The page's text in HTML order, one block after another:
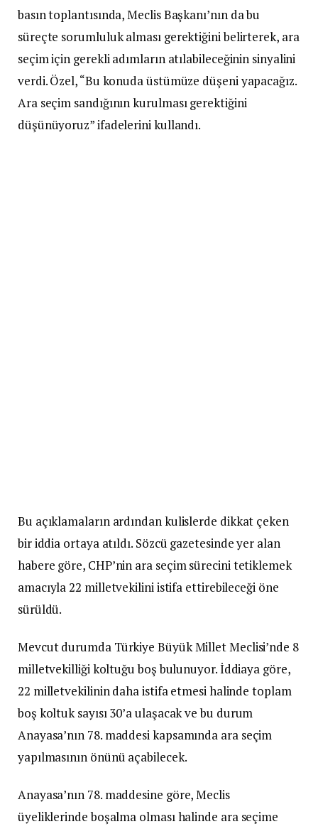
basın toplantısında, Meclis Başkanı’nın da bu
süreçte sorumluluk alması gerektiğini belirterek, ara
seçim için gerekli adımların atılabileceğinin sinyalini
verdi. Özel, “Bu konuda üstümüze düşeni yapacağız.
Ara seçim sandığının kurulması gerektiğini
düşünüyoruz” ifadelerini kullandı.
Bu açıklamaların ardından kulislerde dikkat çeken
bir iddia ortaya atıldı. Sözcü gazetesinde yer alan
habere göre, CHP’nin ara seçim sürecini tetiklemek
amacıyla 22 milletvekilini istifa ettirebileceği öne
sürüldü.
Mevcut durumda Türkiye Büyük Millet Meclisi’nde 8
milletvekilliği koltuğu boş bulunuyor. İddiaya göre,
22 milletvekilinin daha istifa etmesi halinde toplam
boş koltuk sayısı 30’a ulaşacak ve bu durum
Anayasa’nın 78. maddesi kapsamında ara seçim
yapılmasının önünü açabilecek.
Anayasa’nın 78. maddesine göre, Meclis
üyeliklerinde boşalma olması halinde ara seçime